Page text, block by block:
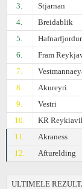
3.
Stjarnan
4.
Breidablik
5.
Hafnarfjordur
6.
Fram
7.
8.
Akureyri
9.
Vestri
10.
KR
11.
Akraness
12.
Afturelding
ULTIMELE